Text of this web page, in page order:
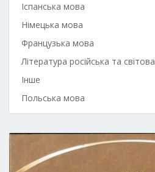
Іспанська мова
Німецька мова
Французька мова
Література російська та світова
Інше
Польська мова